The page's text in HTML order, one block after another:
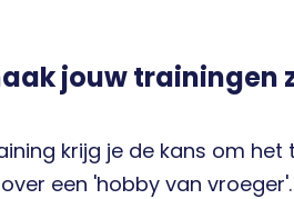
jouw trainingen
krijg je de kans om het
een 'hobby van